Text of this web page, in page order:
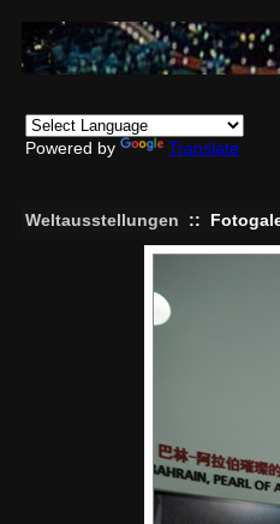
Powered by Translate
Weltausstellungen ::